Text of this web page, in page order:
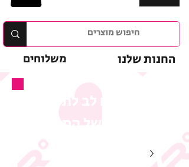
החנות שלנו משלוחים
המבצע של המוצר